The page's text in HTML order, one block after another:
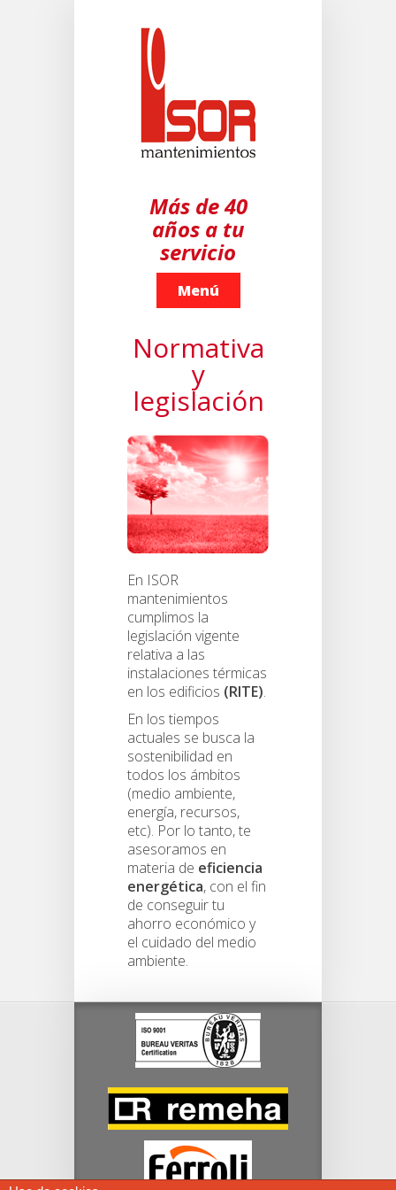
Más de 40
años a tu
servicio
Menú
Normativa
y
legislación
En ISOR
mantenimientos
cumplimos la
legislación vigente
relativa a las
instalaciones térmicas
en los edificios (RITE).
En los tiempos
actuales se busca la
sostenibilidad en
todos los ámbitos
(medio ambiente,
energía, recursos,
etc). Por lo tanto, te
asesoramos en
materia de eficiencia
energética, con el fin
de conseguir tu
ahorro económico y
el cuidado del medio
ambiente.